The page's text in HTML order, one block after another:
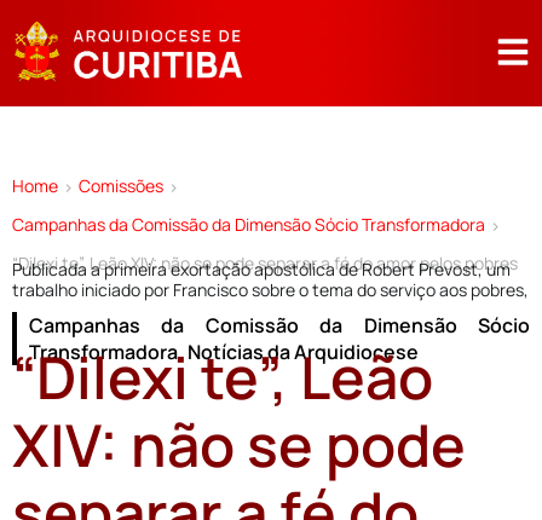
Home > Comissões >
Campanhas da Comissão da Dimensão Sócio Transformadora >
“Dilexi te”, Leão XIV: não se pode separar a fé do amor pelos pobres
Publicada a primeira exortação apostólica de Robert Prevost, um
trabalho iniciado por Francisco sobre o tema do serviço aos pobres,
Campanhas da Comissão da Dimensão Sócio
Transformadora,Notícias da Arquidiocese
“Dilexi te”, Leão
XIV: não se pode